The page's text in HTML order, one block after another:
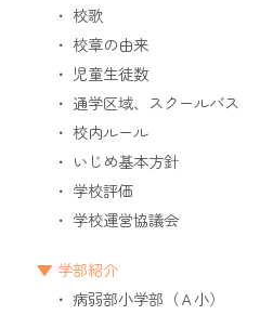
校歌
校章の由来
児童生徒数
通学区域、スクールバス
校内ルール
いじめ基本方針
学校評価
学校運営協議会
学部紹介
病弱部小学部（Ａ小）